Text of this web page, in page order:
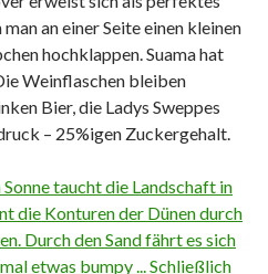
an einer Seite einen kleinen
hochklappen. Suama hat
Weinflaschen bleiben
Bier, die Ladys Sweppes
– 25%igen Zuckergehalt.